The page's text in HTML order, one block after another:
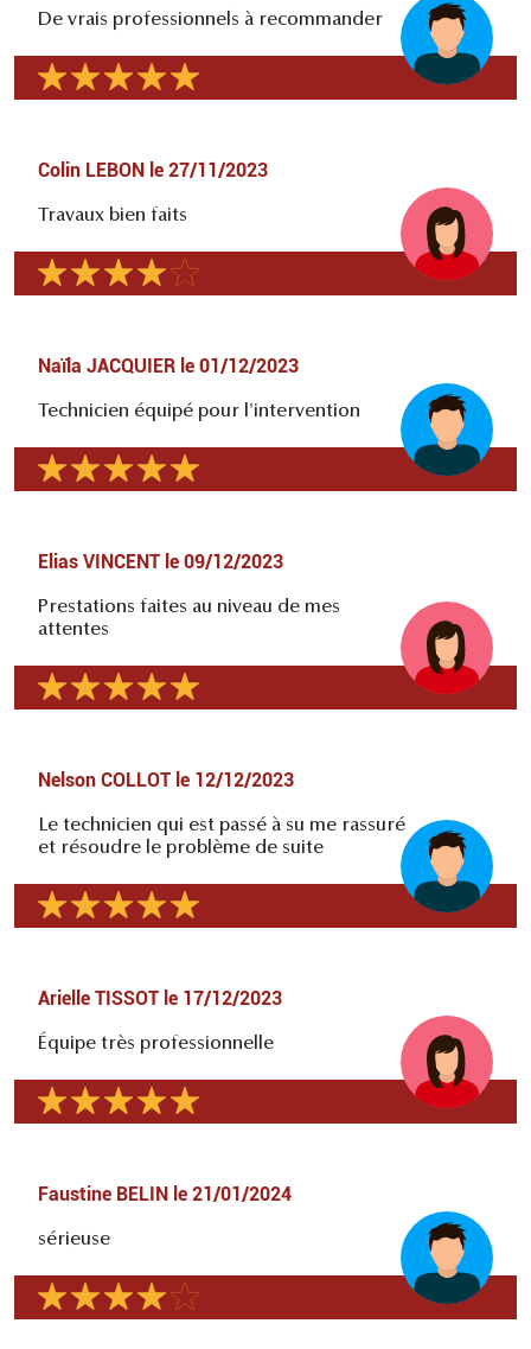
De vrais professionnels à recommander
Colin LEBON le 27/11/2023
Travaux bien faits
Naïla JACQUIER le 01/12/2023
Technicien équipé pour l'intervention
Elias VINCENT le 09/12/2023
Prestations faites au niveau de mes
attentes
Nelson COLLOT le 12/12/2023
Le technicien qui est passé à su me rassuré
et résoudre le problème de suite
Arielle TISSOT le 17/12/2023
Équipe très professionnelle
Faustine BELIN le 21/01/2024
sérieuse